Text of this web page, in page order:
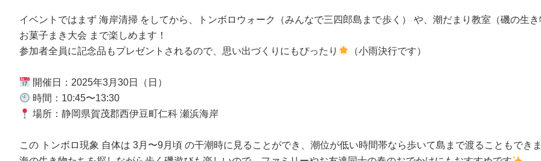
イベントではまず 海岸清掃 をしてから、トンボロウォーク（みんなで三四郎島まで歩く） や、潮だまり教室（磯の生
お菓子まき大会 まで楽しめます！
参加者全員に記念品もプレゼントされるので、思い出づくりにもぴったり
（小雨決行です）
開催日：2025年3月30日（日）
時間：10:45〜13:30
場所：静岡県賀茂郡西伊豆町仁科 瀬浜海岸
この トンボロ現象 自体は 3月〜9月頃 の干潮時に見ることができ、潮位が低い時間帯なら歩いて島まで渡ることもできま